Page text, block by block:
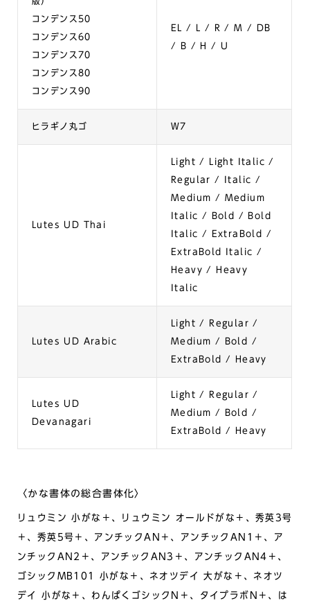
コンデンス50
コンデンス60
コンデンス70
コンデンス80
コンデンス90
EL / L / R / M / DB
/ B / H / U
ヒラギノ丸ゴ W7
Lutes UD Thai
Light / Light Italic /
Regular / Italic /
Medium / Medium
Italic / Bold / Bold
Italic / ExtraBold /
ExtraBold Italic /
Heavy / Heavy
Italic
Lutes UD Arabic
Light / Regular /
Medium / Bold /
ExtraBold / Heavy
Lutes UD
Devanagari
Light / Regular /
Medium / Bold /
ExtraBold / Heavy
〈かな書体の総合書体化〉
リュウミン 小がな＋、リュウミン オールドがな＋、秀英3号
＋、秀英5号＋、アンチックAN＋、アンチックAN1＋、ア
ンチックAN2＋、アンチックAN3＋、アンチックAN4＋、
ゴシックMB101 小がな＋、ネオツデイ 大がな＋、ネオツ
デイ 小がな＋、わんぱくゴシックN＋、タイプラボN＋、は